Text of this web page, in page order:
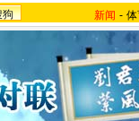
狗 新闻 -